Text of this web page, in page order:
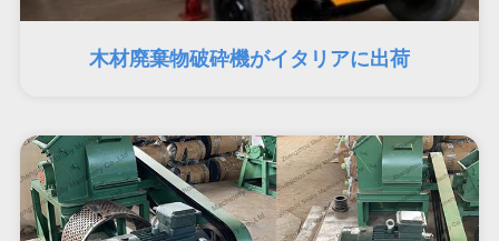
木材廃棄物破砕機がイタリアに出荷